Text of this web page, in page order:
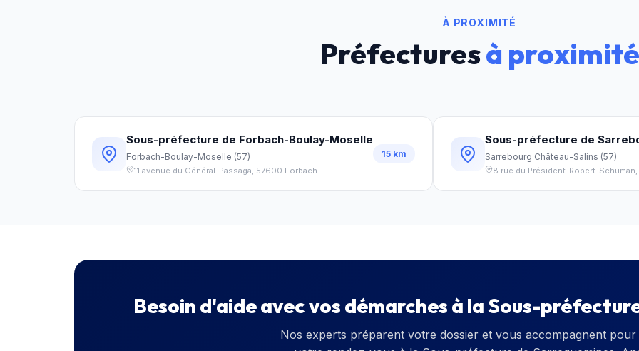
À PROXIMITÉ
Préfecturesà proximité
Sous-préfecture de Forbach-Boulay-Moselle
Forbach-Boulay-Moselle (57)
11 avenue du Général-Passaga, 57600 Forbach
15 km
Sous-préfecture de
Sarrebourg Château-Salins (57)
8 rue du Président-Robert-Schuman,
Besoin d'aide avec vos démarches à laSous-
Nos experts préparent votre dossier et vous accompagnent